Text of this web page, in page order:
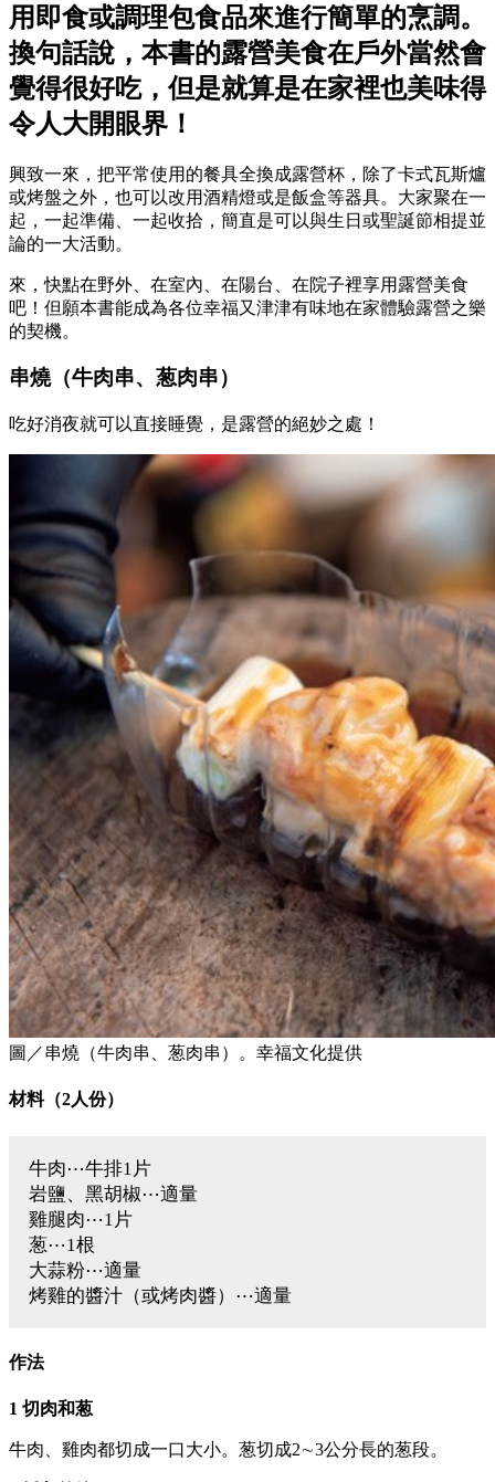
用即食或調理包食品來進行簡單的烹調。
換句話說，本書的露營美食在戶外當然會
覺得很好吃，但是就算是在家裡也美味得
令人大開眼界！
興致一來，把平常使用的餐具全換成露營杯，除了卡式瓦斯爐
或烤盤之外，也可以改用酒精燈或是飯盒等器具。大家聚在一
起，一起準備、一起收拾，簡直是可以與生日或聖誕節相提並
論的一大活動。
來，快點在野外、在室內、在陽台、在院子裡享用露營美食
吧！但願本書能成為各位幸福又津津有味地在家體驗露營之樂
的契機。
串燒（牛肉串、葱肉串）
吃好消夜就可以直接睡覺，是露營的絕妙之處！
圖／串燒（牛肉串、葱肉串）。幸福文化提供
材料（2人份）
牛肉⋯牛排1片
岩鹽、黑胡椒⋯適量
雞腿肉⋯1片
葱⋯1根
大蒜粉⋯適量
烤雞的醬汁（或烤肉醬）⋯適量
作法
1 切肉和葱
牛肉、雞肉都切成一口大小。葱切成2∼3公分長的葱段。